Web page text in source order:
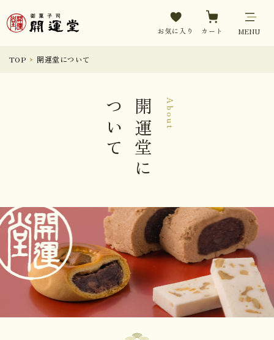
お気に入り カート MENU
TOP 開運堂について
About
開運堂に
ついて